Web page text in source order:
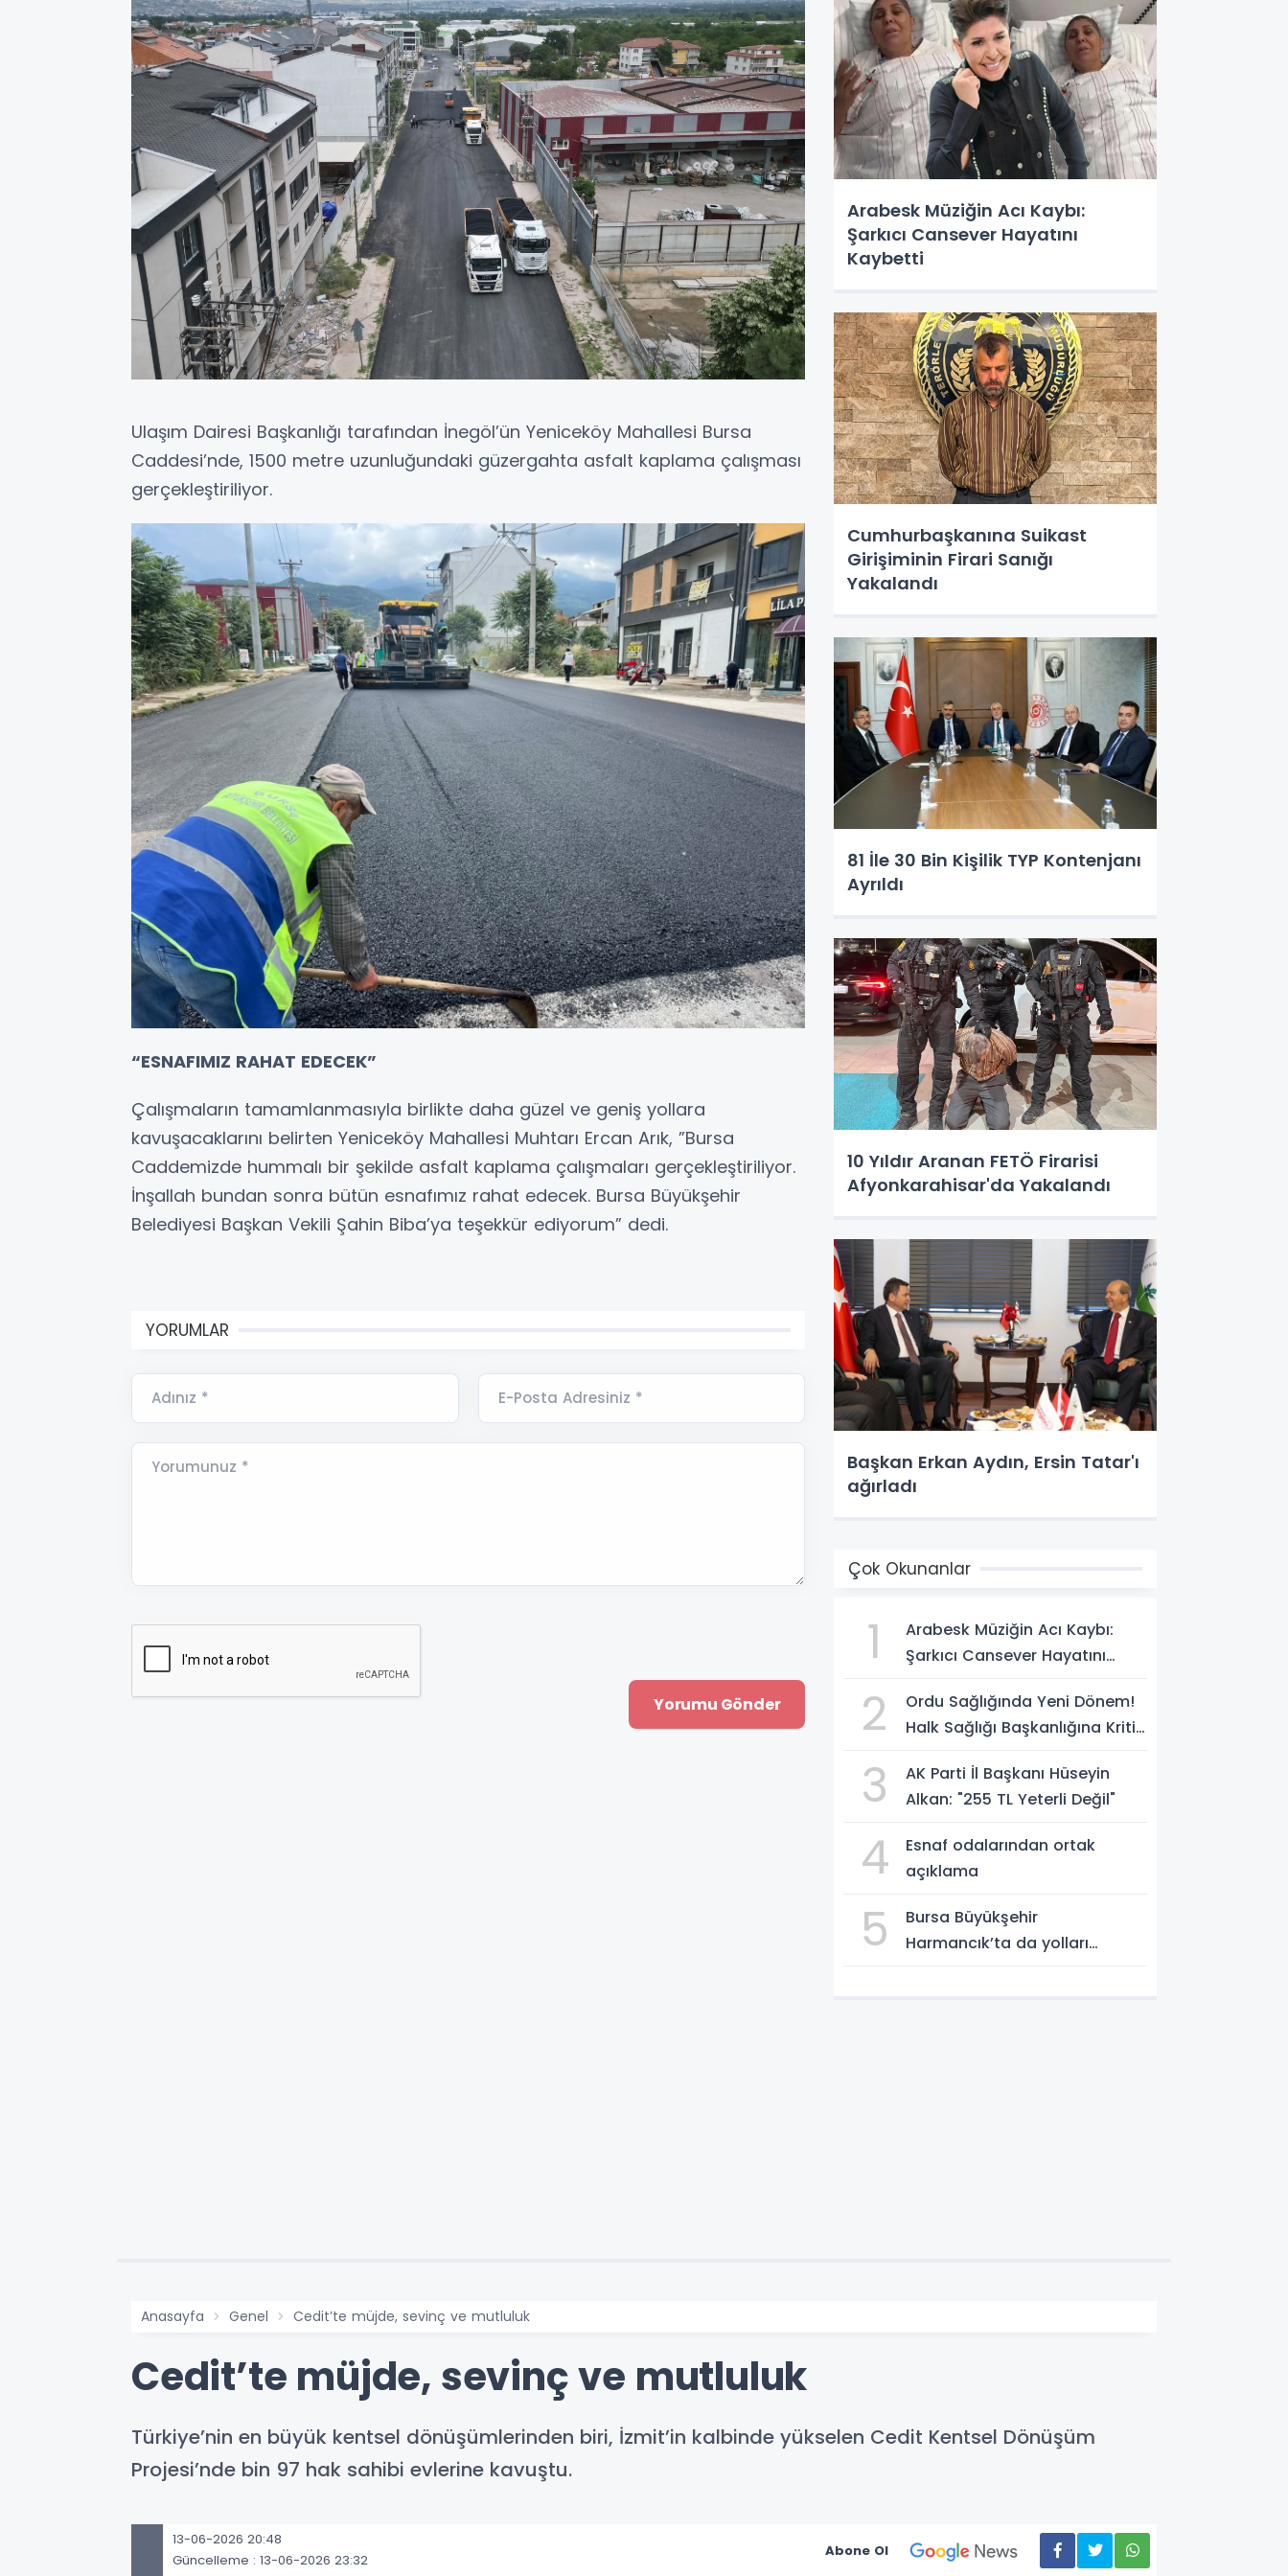
Ulaşım Dairesi Başkanlığı tarafından İnegöl’ün Yeniceköy Mahallesi Bursa
Caddesi’nde, 1500 metre uzunluğundaki güzergahta asfalt kaplama çalışması
gerçekleştiriliyor.
“ESNAFIMIZ RAHAT EDECEK”
Çalışmaların tamamlanmasıyla birlikte daha güzel ve geniş yollara
kavuşacaklarını belirten Yeniceköy Mahallesi Muhtarı Ercan Arık, ”Bursa
Caddemizde hummalı bir şekilde asfalt kaplama çalışmaları gerçekleştiriliyor.
İnşallah bundan sonra bütün esnafımız rahat edecek. Bursa Büyükşehir
Belediyesi Başkan Vekili Şahin Biba’ya teşekkür ediyorum” dedi.
YORUMLAR
Adınız * E-Posta Adresiniz *
Yorumunuz *
Arabesk Müziğin Acı Kaybı:
Şarkıcı Cansever Hayatını
Kaybetti
Cumhurbaşkanına Suikast
Girişiminin Firari Sanığı
Yakalandı
81 İle 30 Bin Kişilik TYP Kontenjanı
Ayrıldı
10 Yıldır Aranan FETÖ Firarisi
Afyonkarahisar'da Yakalandı
Başkan Erkan Aydın, Ersin Tatar'ı
ağırladı
Çok Okunanlar
1
Arabesk Müziğin Acı Kaybı:
Şarkıcı Cansever Hayatını
2
Ordu Sağlığında Yeni Dönem!
Halk Sağlığı Başkanlığına Kritik
3
AK Parti İl Başkanı Hüseyin
Alkan: "255 TL Yeterli Değil"
4
Esnaf odalarından ortak
açıklama
5
Bursa Büyükşehir
Harmancık’ta da yolları
Anasayfa Genel Cedit’te müjde, sevinç ve mutluluk
Cedit’te müjde, sevinç ve mutluluk
Türkiye’nin en büyük kentsel dönüşümlerinden biri, İzmit’in kalbinde yükselen Cedit Kentsel Dönüşüm
Projesi’nde bin 97 hak sahibi evlerine kavuştu.
13-06-2026 20:48
Güncelleme : 13-06-2026 23:32
Abone Ol